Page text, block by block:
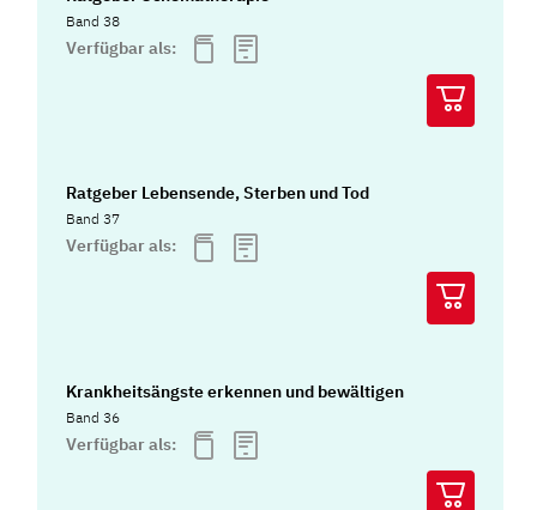
Band 38
Verfügbar als:
Ratgeber Lebensende, Sterben und Tod
Band 37
Verfügbar als:
Krankheitsängste erkennen und bewältigen
Band 36
Verfügbar als: